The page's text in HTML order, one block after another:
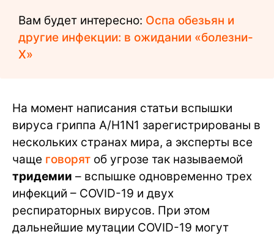
Вам будет интересно: Оспа обезьян и
другие инфекции: в ожидании «болезни-
Х»
На момент написания статьи вспышки
вируса гриппа А/H1N1 зарегистрированы в
нескольких странах мира, а эксперты все
чаще говорят об угрозе так называемой
тридемии – вспышке одновременно трех
инфекций – СOVID-19 и двух
респираторных вирусов. При этом
дальнейшие мутации COVID-19 могут